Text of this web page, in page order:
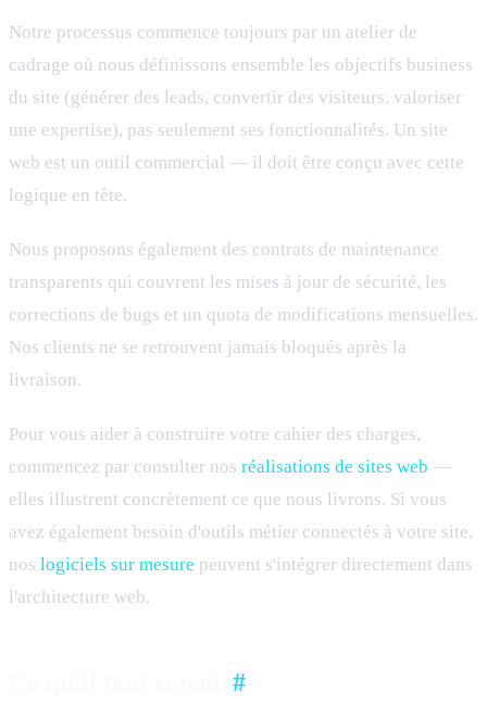
Notre processus commence toujours par un atelier de
cadrage où nous définissons ensemble les objectifs business
du site (générer des leads, convertir des visiteurs, valoriser
une expertise), pas seulement ses fonctionnalités. Un site
web est un outil commercial — il doit être conçu avec cette
logique en tête.
Nous proposons également des contrats de maintenance
transparents qui couvrent les mises à jour de sécurité, les
corrections de bugs et un quota de modifications mensuelles.
Nos clients ne se retrouvent jamais bloqués après la
livraison.
Pour vous aider à construire votre cahier des charges,
commencez par consulter nos réalisations de sites web —
elles illustrent concrètement ce que nous livrons. Si vous
avez également besoin d'outils métier connectés à votre site,
nos logiciels sur mesure peuvent s'intégrer directement dans
l'architecture web.
#